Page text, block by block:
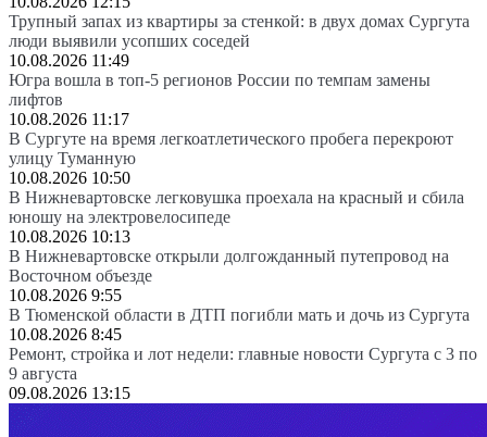
Трупный запах из квартиры за стенкой: в двух домах Сургута
люди выявили усопших соседей
10.08.2026 11:49
Югра вошла в топ-5 регионов России по темпам замены
лифтов
10.08.2026 11:17
В Сургуте на время легкоатлетического пробега перекроют
улицу Туманную
10.08.2026 10:50
В Нижневартовске легковушка проехала на красный и сбила
юношу на электровелосипеде
10.08.2026 10:13
В Нижневартовске открыли долгожданный путепровод на
Восточном объезде
10.08.2026 9:55
В Тюменской области в ДТП погибли мать и дочь из Сургута
10.08.2026 8:45
Ремонт, стройка и лот недели: главные новости Сургута с 3 по
9 августа
09.08.2026 13:15